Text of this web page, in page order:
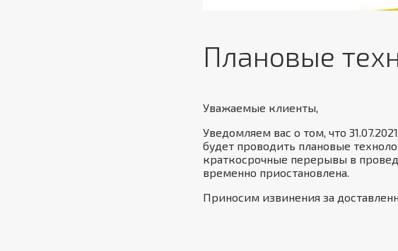
Плановые
Уважаемые клиенты,
Уведомляем вас о том, что
будет проводить плановые
краткосрочные перерывы в
временно приостановлена.
Приносим извинения за